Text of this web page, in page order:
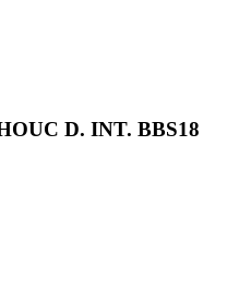
D. INT. BBS18